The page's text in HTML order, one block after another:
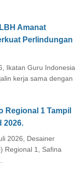
Amanat
Perlindungan
Ikatan Guru Indonesia
kerja sama dengan
Regional 1 Tampil
2026.
2026, Desainer
Regional 1, Safina